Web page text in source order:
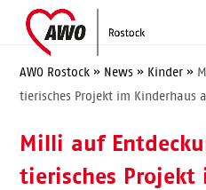
content
Open
mobile
menu
Close
mobile
menu
AWO Rostock » News » Kinder »
tierisches Projekt im Kinderhaus
Milli auf
tierisches Projekt